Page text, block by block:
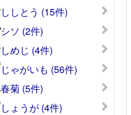
ししとう (15件)
シソ (2件)
しめじ (4件)
じゃがいも (56件)
春菊 (5件)
しょうが (4件)